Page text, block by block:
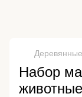
Набор